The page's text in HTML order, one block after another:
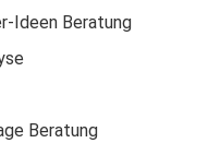
Ideen Beratung
Beratung